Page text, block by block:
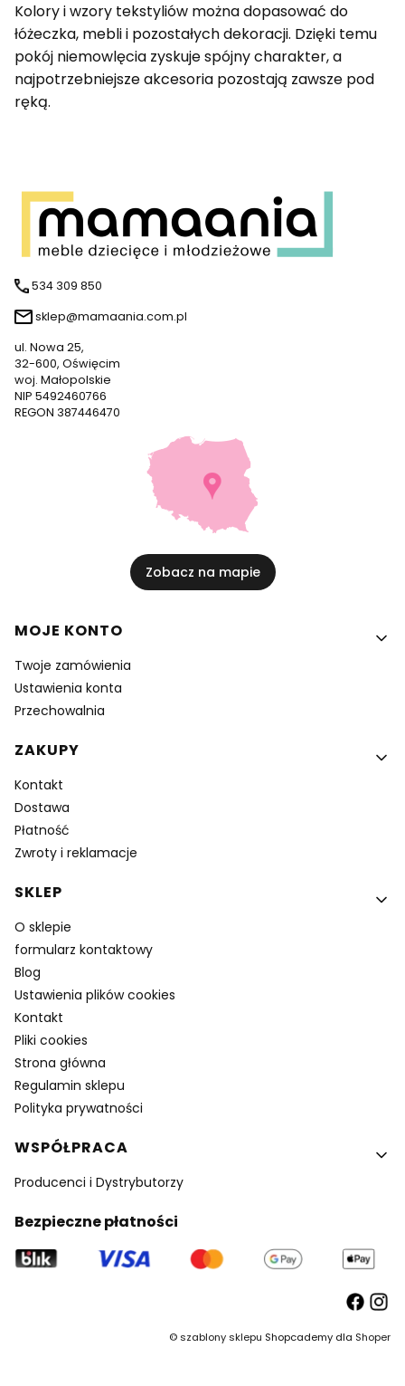
Kolory i wzory tekstyliów można dopasować do
łóżeczka, mebli i pozostałych dekoracji. Dzięki temu
pokój niemowlęcia zyskuje spójny charakter, a
najpotrzebniejsze akcesoria pozostają zawsze pod
ręką.
534 309 850
sklep@mamaania.com.pl
ul. Nowa 25,
32-600, Oświęcim
woj. Małopolskie
NIP 5492460766
REGON 387446470
Zobacz na mapie
Linki w stopce
MOJE KONTO
Twoje zamówienia
Ustawienia konta
Przechowalnia
ZAKUPY
Kontakt
Dostawa
Płatność
Zwroty i reklamacje
SKLEP
O sklepie
formularz kontaktowy
Blog
Ustawienia plików cookies
Kontakt
Pliki cookies
Strona główna
Regulamin sklepu
Polityka prywatności
WSPÓŁPRACA
Producenci i Dystrybutorzy
Bezpieczne płatności
©szablony sklepu Shopcademy dla Shoper